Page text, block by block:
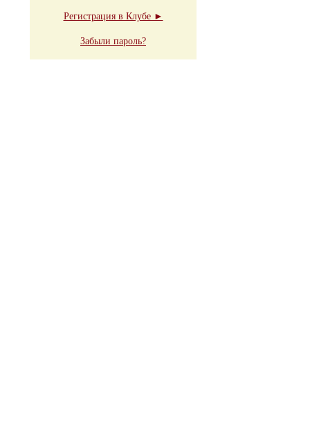
Регистрация в Клубе ►
Забыли пароль?